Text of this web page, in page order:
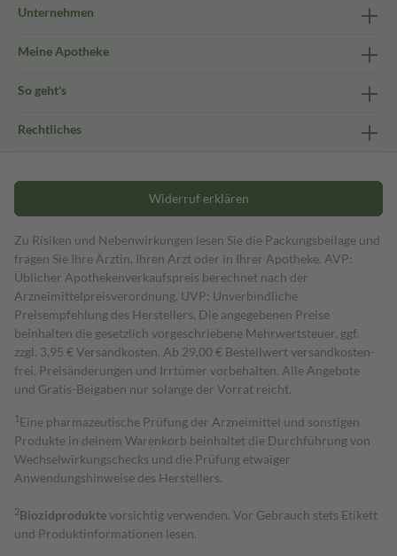
Unternehmen
Meine Apotheke
So geht's
Rechtliches
Widerruf erklären
Zu Risiken und Nebenwirkungen lesen Sie die Packungsbeilage und
fragen Sie Ihre Ärztin, Ihren Arzt oder in Ihrer Apotheke. AVP:
Üblicher Apothekenverkaufspreis berechnet nach der
Arzneimittelpreisverordnung. UVP: Unverbindliche
Preisempfehlung des Herstellers. Die angegebenen Preise
beinhalten die gesetzlich vorgeschriebene Mehrwertsteuer, ggf.
zzgl. 3,95 € Versandkosten. Ab 29,00 € Bestell­wert versand­kosten­
frei. Preisänderungen und Irrtümer vorbehalten. Alle Angebote
und Gratis-Beigaben nur solange der Vorrat reicht.
1 Eine pharmazeutische Prüfung der Arzneimittel und sonstigen
Produkte in deinem Warenkorb beinhaltet die Durchführung von
Wechselwirkungschecks und die Prüfung etwaiger
Anwendungshinweise des Herstellers.
2Biozidproduktevorsichtig verwenden. Vor Gebrauch stets Etikett
und Produktinformationen lesen.